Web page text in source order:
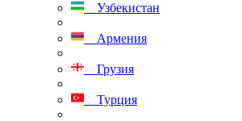
Узбекистан
Армения
Грузия
Турция